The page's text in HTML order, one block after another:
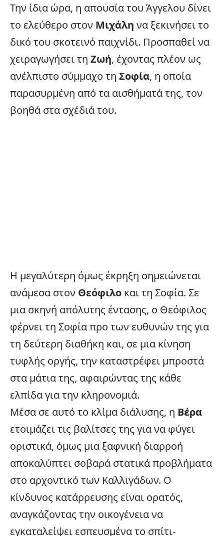
Την ίδια ώρα, η απουσία του Άγγελου δίνει
το ελεύθερο στον Μιχάλη να ξεκινήσει το
δικό του σκοτεινό παιχνίδι. Προσπαθεί να
χειραγωγήσει τη Ζωή, έχοντας πλέον ως
ανέλπιστο σύμμαχο τη Σοφία, η οποία
παρασυρμένη από τα αισθήματά της, τον
βοηθά στα σχέδιά του.
Η μεγαλύτερη όμως έκρηξη σημειώνεται
ανάμεσα στον Θεόφιλο και τη Σοφία. Σε
μια σκηνή απόλυτης έντασης, ο Θεόφιλος
φέρνει τη Σοφία προ των ευθυνών της για
τη δεύτερη διαθήκη και, σε μια κίνηση
τυφλής οργής, την καταστρέφει μπροστά
στα μάτια της, αφαιρώντας της κάθε
ελπίδα για την κληρονομιά.
Μέσα σε αυτό το κλίμα διάλυσης, η Βέρα
ετοιμάζει τις βαλίτσες της για να φύγει
οριστικά, όμως μια ξαφνική διαρροή
αποκαλύπτει σοβαρά στατικά προβλήματα
στο αρχοντικό των Καλλιγάδων. Ο
κίνδυνος κατάρρευσης είναι ορατός,
αναγκάζοντας την οικογένεια να
εγκαταλείψει εσπευσμένα το σπίτι-